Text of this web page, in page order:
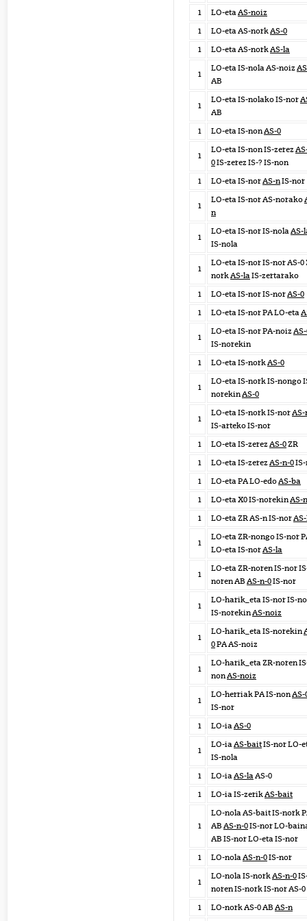
1 LO-etaAS-noiz
1
LO-eta AS-norkAS-0
1
LO-eta AS-norkAS-la
1
LO-eta IS-nola AS-noiz
AB
1
LO-eta IS-nolako IS-nor
AB
1
LO-eta IS-nonAS-0
1
LO-eta IS-non IS-zerez
0IS-zerez IS-? IS-non
1
LO-eta IS-norAS-nIS-nor
1
LO-eta IS-nor AS-norako
n
1
LO-eta IS-nor IS-nolaAS-
IS-nola
1
LO-eta IS-nor IS-nor AS-0
norkAS-laIS-zertarako
1
LO-eta IS-nor IS-norAS-0
1
LO-eta IS-nor PA LO-eta
1
LO-eta IS-nor PA-noiz
IS-norekin
1
LO-eta IS-norkAS-0
1
LO-eta IS-nork IS-nongo
norekinAS-0
1
LO-eta IS-nork IS-norAS-
IS-arteko IS-nor
1
LO-eta IS-zerez AS-0ZR
1
LO-eta IS-zerez AS-n-0
1
LO-eta PA LO-edoAS-ba
1
LO-eta X0 IS-norekinAS-
1
LO-eta ZR AS-n IS-nor
1
LO-eta ZR-nongo IS-nor
LO-eta IS-norAS-la
1
LO-eta ZR-noren IS-nor
noren AB AS-n-0IS-nor
1
LO-harik_eta IS-nor IS-
IS-norekinAS-noiz
1
LO-harik_eta IS-norekin
0PA AS-noiz
1
LO-harik_eta ZR-noren
nonAS-noiz
1
LO-herriak PA IS-nonAS-
IS-nor
1
LO-iaAS-0
1
LO-iaAS-baitIS-nor LO-
IS-nola
1
LO-iaAS-laAS-0
1
LO-ia IS-zerikAS-bait
1
LO-nola AS-bait IS-nork
AB AS-n-0IS-nor LO-
AB IS-nor LO-eta IS-nor
1
LO-nolaAS-n-0IS-nor
1
LO-nola IS-norkAS-n-0
noren IS-nork IS-nor AS-0
1
LO-nork AS-0 AB AS-n